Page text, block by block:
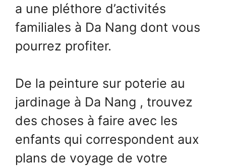
a une pléthore d’activités
familiales à Da Nang dont vous
pourrez profiter.
De la peinture sur poterie au
jardinage à Da Nang , trouvez
des choses à faire avec les
enfants qui correspondent aux
plans de voyage de votre